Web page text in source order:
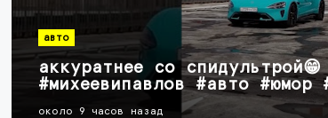
авто
аккуратнее со спидультрой😁
#михеевипавлов #авто #юмор
около 9 часов назад